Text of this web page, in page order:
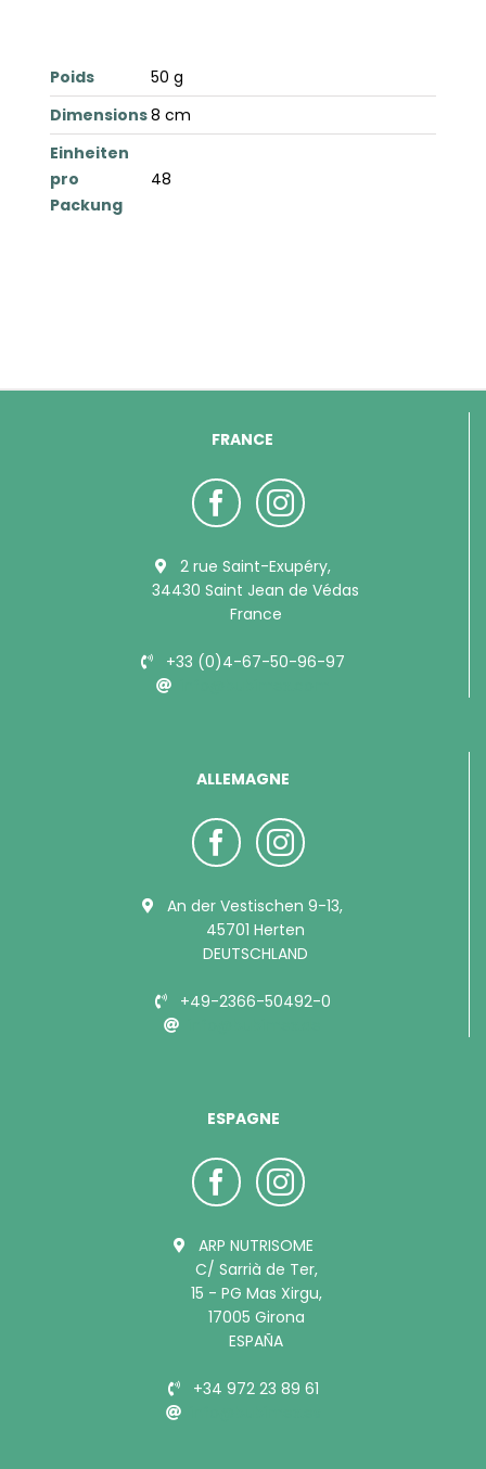
Poids
50 g
Dimensions8 cm
Einheiten
pro
Packung
48
FRANCE
2 rue Saint-Exupéry,
34430 Saint Jean de Védas
France
+33 (0)4-67-50-96-97
ALLEMAGNE
An der Vestischen 9-13,
45701 Herten
DEUTSCHLAND
+49-2366-50492-0
ESPAGNE
ARP NUTRISOME
C/ Sarrià de Ter,
15 - PG Mas Xirgu,
17005 Girona
ESPAÑA
+34 972 23 89 61